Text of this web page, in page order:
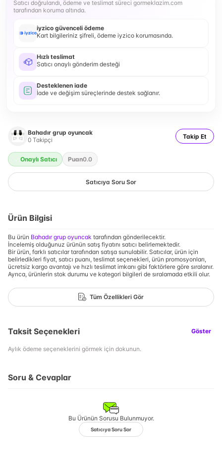
Satıcı doğrulandı, ödeme ve teslimat süreci gormeklazim.com
tarafından koruma altında.
iyzico güvenceli ödeme
Kart bilgileriniz şifreli, ödeme iyzico korumasında.
Hızlı teslimat
Satıcı onaylı gönderim desteği
Desteklenen iade
İade ve değişim süreçlerinde destek sağlanır.
Bahadır grup oyuncak
0 Takipçi Takip Et
Onaylı Satıcı Puan0.0
Satıcıya Soru Sor
Ürün Bilgisi
Bu ürün Bahadır grup oyuncak tarafından gönderilecektir.
İncelemiş olduğunuz ürünün satış fiyatını satıcı belirlemektedir.
Bir ürün, farklı satıcılar tarafından satışa sunulabilir. Satıcılar, ürün için
belirledikleri fiyat, satıcı puanı, teslimat seçenekleri, ürün promosyonları,
ücretsiz kargo avantajı ve hızlı teslimat imkanı gibi faktörlere göre sıralanır.
Ayrıca, ürünlerin stok durumu ve kategori bilgileri de sıralamada etkili olur.
Tüm Özellikleri Gör
Taksit Seçenekleri Göster
Aylık ödeme seçeneklerini görmek için dokunun.
Soru & Cevaplar
Bu Ürünün Sorusu Bulunmuyor.
Satıcıya Soru Sor